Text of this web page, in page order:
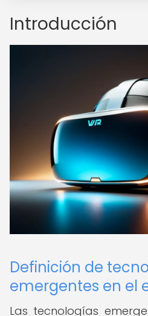
Introducción
Definición de
emergentes en el
Las tecnologías